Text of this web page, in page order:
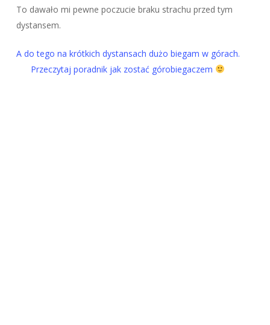
To dawało mi pewne poczucie braku strachu przed tym
dystansem.
A do tego na krótkich dystansach dużo biegam w górach.
Przeczytaj poradnik jak zostać górobiegaczem